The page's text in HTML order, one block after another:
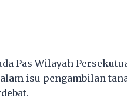
Pas Wilayah
isu pengambilan